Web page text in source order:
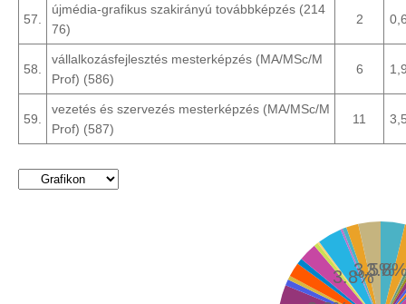
57.
újmédia-grafikus szakirányú továbbképzés (214
76)
2
58.
vállalkozásfejlesztés mesterképzés (MA/MSc/M
Prof) (586)
6
59.
vezetés és szervezés mesterképzés (MA/MSc/M
Prof) (587)
11
3.8%3.5%